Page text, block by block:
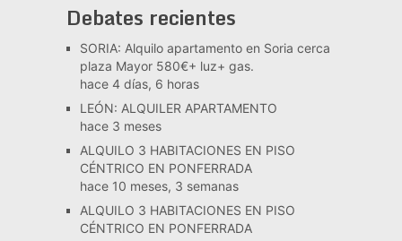
Debates recientes
SORIA: Alquilo apartamento en Soria cerca
plaza Mayor 580€+ luz+ gas.
hace 4 días, 6 horas
LEÓN: ALQUILER APARTAMENTO
hace 3 meses
ALQUILO 3 HABITACIONES EN PISO
CÉNTRICO EN PONFERRADA
hace 10 meses, 3 semanas
ALQUILO 3 HABITACIONES EN PISO
CÉNTRICO EN PONFERRADA